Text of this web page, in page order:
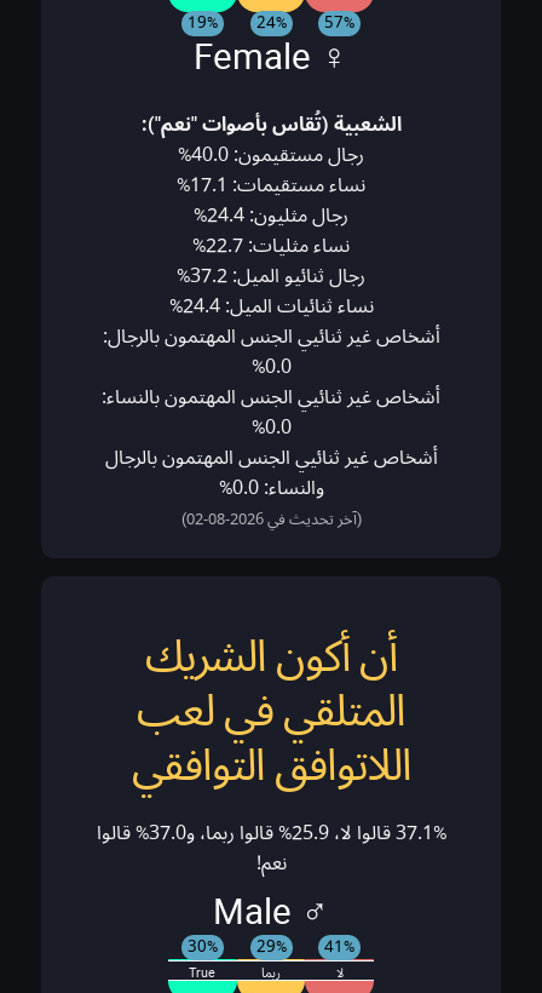
57%
24%
19% ♀ Female
الشعبية (تُقاس بأصوات "نعم"):
رجال مستقيمون: 40.0%
نساء مستقيمات: 17.1%
رجال مثليون: 24.4%
نساء مثليات: 22.7%
رجال ثنائيو الميل: 37.2%
نساء ثنائيات الميل: 24.4%
أشخاص غير ثنائيي الجنس المهتمون بالرجال:
0.0%
أشخاص غير ثنائيي الجنس المهتمون بالنساء:
0.0%
أشخاص غير ثنائيي الجنس المهتمون بالرجال
والنساء: 0.0%
(آخر تحديث في 2026-08-02)
أن أكون الشريك
المتلقي في لعب
اللاتوافق التوافقي
37.1% قالوا لا، 25.9% قالوا ربما، و37.0% قالوا
نعم!
♂ Male
لا
41%
ربما
29%
True
30%